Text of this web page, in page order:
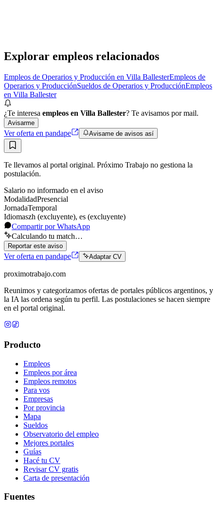
Explorar empleos relacionados
Empleos de Operarios y Producción en Villa BallesterEmpleos de
Operarios y ProducciónSueldos de Operarios y ProducciónEmpleos
en Villa Ballester
¿Te interesa empleos en Villa Ballester? Te avisamos por mail.
Avisarme
Ver oferta en pandape Avisame de avisos así
Te llevamos al portal original. Próximo Trabajo no gestiona la
postulación.
Salario no informado en el aviso
ModalidadPresencial
JornadaTemporal
Idiomaszh (excluyente), es (excluyente)
Compartir por WhatsApp
Calculando tu match…
Reportar este aviso
Ver oferta en pandape Adaptar CV
proximotrabajo.com
Reunimos y categorizamos ofertas de portales públicos argentinos, y
la IA las ordena según tu perfil. Las postulaciones se hacen siempre
en el portal original.
Producto
Empleos
Empleos por área
Empleos remotos
Para vos
Empresas
Por provincia
Mapa
Sueldos
Observatorio del empleo
Mejores portales
Guías
Hacé tu CV
Revisar CV gratis
Carta de presentación
Fuentes